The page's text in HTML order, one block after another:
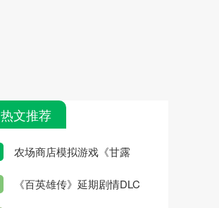
热文推荐
农场商店模拟游戏《甘露
《百英雄传》延期剧情DLC